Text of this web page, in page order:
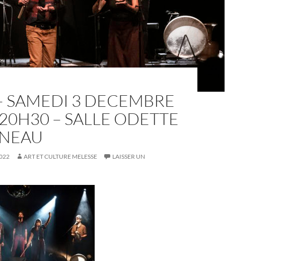
SAMEDI 3 DECEMBRE
– SALLE ODETTE
ART ET CULTURE MELESSE
LAISSER UN